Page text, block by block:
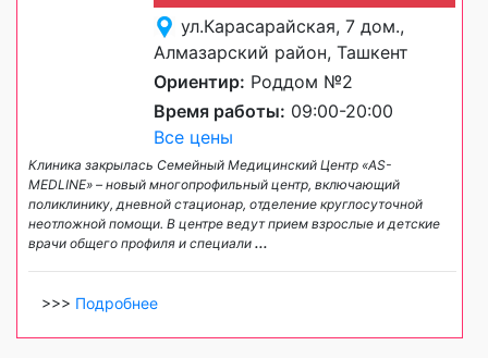
ул.Карасарайская, 7 дом.,
Алмазарский район, Ташкент
Ориентир: Роддом №2
Время работы: 09:00-20:00
Все цены
Клиника закрылась Семейный Медицинский Центр «AS-
MEDLINE» – новый многопрофильный центр, включающий
поликлинику, дневной стационар, отделение круглосуточной
неотложной помощи. В центре ведут прием взрослые и детские
врачи общего профиля и специали ...
>>> Подробнее